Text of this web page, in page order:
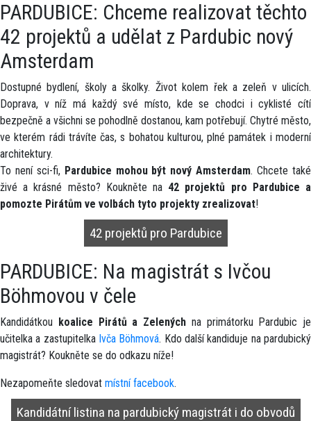
PARDUBICE: Chceme realizovat těchto
42 projektů a udělat z Pardubic nový
Amsterdam
Dostupné bydlení, školy a školky. Život kolem řek a zeleň v ulicích.
Doprava, v níž má každý své místo, kde se chodci i cyklisté cítí
bezpečně a všichni se pohodlně dostanou, kam potřebují. Chytré město,
ve kterém rádi trávíte čas, s bohatou kulturou, plné památek i moderní
architektury.
To není sci-fi, Pardubice mohou být nový Amsterdam. Chcete také
živé a krásné město? Koukněte na 42 projektů pro Pardubice a
pomozte Pirátům ve volbách tyto projekty zrealizovat!
42 projektů pro Pardubice
PARDUBICE: Na magistrát s Ivčou
Böhmovou v čele
Kandidátkou koalice Pirátů a Zelených na primátorku Pardubic je
učitelka a zastupitelka Ivča Böhmová. Kdo další kandiduje na pardubický
magistrát? Koukněte se do odkazu níže!
Nezapomeňte sledovat místní facebook.
Kandidátní listina na pardubický magistrát i do obvodů